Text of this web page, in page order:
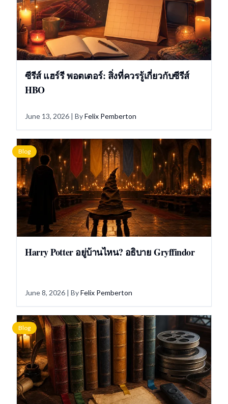
ซีรีส์ แฮร์รี พอตเตอร์: สิ่งที่ควรรู้เกี่ยวกับซีรีส์
HBO
June 13, 2026 | ByFelix Pemberton
Blog
Harry Potter อยู่บ้านไหน? อธิบาย Gryffindor
June 8, 2026 | ByFelix Pemberton
Blog